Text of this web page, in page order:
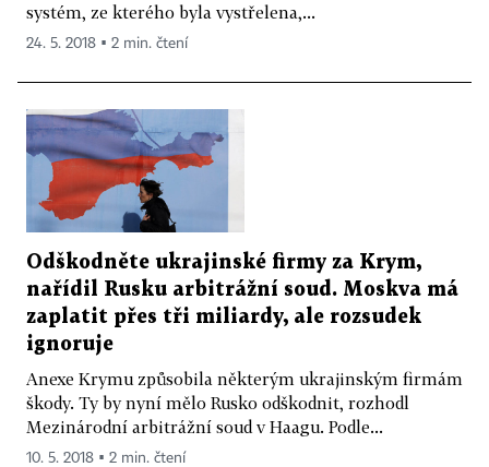
systém, ze kterého byla vystřelena,...
24. 5. 2018 ▪ 2 min. čtení
Odškodněte ukrajinské firmy za Krym,
nařídil Rusku arbitrážní soud. Moskva má
zaplatit přes tři miliardy, ale rozsudek
ignoruje
Anexe Krymu způsobila některým ukrajinským firmám
škody. Ty by nyní mělo Rusko odškodnit, rozhodl
Mezinárodní arbitrážní soud v Haagu. Podle...
10. 5. 2018 ▪ 2 min. čtení